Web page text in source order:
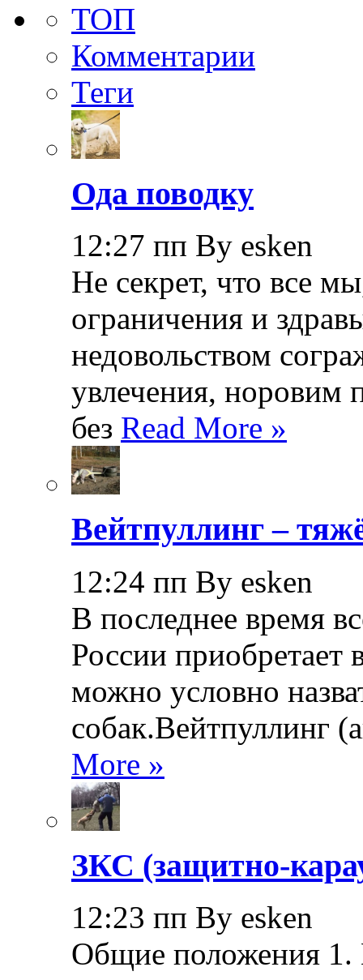
ТОП
Комментарии
Теги
Ода поводку
12:27 пп By esken
Не секрет, что все
ограничения и
недовольством
увлечения, норовим
без Read More »
Вейтпуллинг –
12:24 пп By esken
В последнее время
России приобретает
можно условно
собак.Вейтпуллинг
More »
ЗКС (защитно-
12:23 пп By esken
Общие положения